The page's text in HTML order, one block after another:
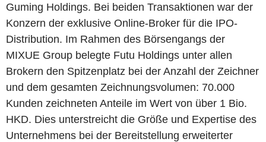
Guming Holdings. Bei beiden Transaktionen war der
Konzern der exklusive Online-Broker für die IPO-
Distribution. Im Rahmen des Börsengangs der
MIXUE Group belegte Futu Holdings unter allen
Brokern den Spitzenplatz bei der Anzahl der Zeichner
und dem gesamten Zeichnungsvolumen: 70.000
Kunden zeichneten Anteile im Wert von über 1 Bio.
HKD. Dies unterstreicht die Größe und Expertise des
Unternehmens bei der Bereitstellung erweiterter